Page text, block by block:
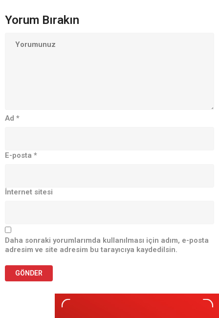
Yorum Bırakın
Ad *
E-posta *
İnternet sitesi
Daha sonraki yorumlarımda kullanılması için adım, e-posta
adresim ve site adresim bu tarayıcıya kaydedilsin.